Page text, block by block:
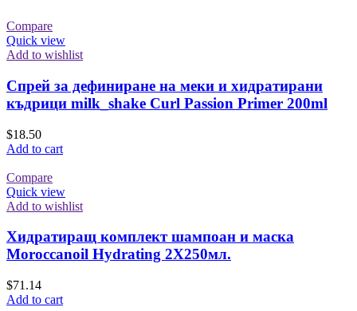
Compare
Quick view
Add to wishlist
Спрей за дефиниране на меки и хидратирани
къдрици milk_shake Curl Passion Primer 200ml
$18.50
Add to cart
Compare
Quick view
Add to wishlist
Хидратиращ комплект шампоан и маска
Moroccanoil Hydrating 2Х250мл.
$71.14
Add to cart